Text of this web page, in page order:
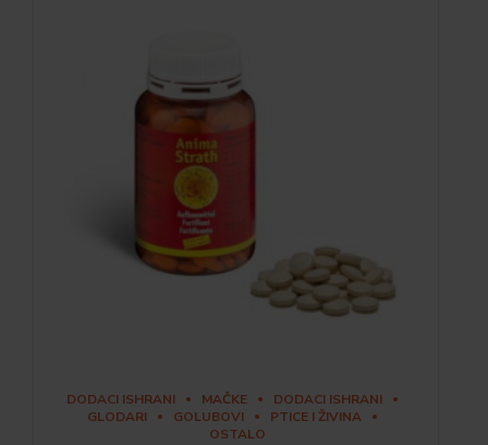
DODACI ISHRANI MAČKE
DODACI ISHRANI
GLODARI
GOLUBOVI
PTICE I ŽIVINA
OSTALO